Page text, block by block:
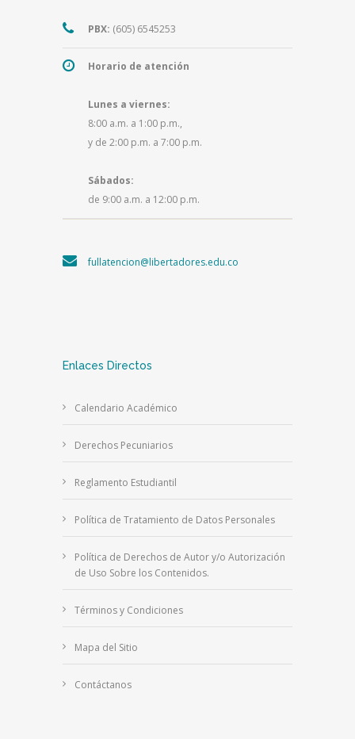
PBX: (605) 6545253
Horario de atención
Lunes a viernes:
8:00 a.m. a 1:00 p.m.,
y de 2:00 p.m. a 7:00 p.m.
Sábados:
de 9:00 a.m. a 12:00 p.m.
fullatencion@libertadores.edu.co
Enlaces Directos
Calendario Académico
Derechos Pecuniarios
Reglamento Estudiantil
Política de Tratamiento de Datos Personales
Política de Derechos de Autor y/o Autorización
de Uso Sobre los Contenidos.
Términos y Condiciones
Mapa del Sitio
Contáctanos